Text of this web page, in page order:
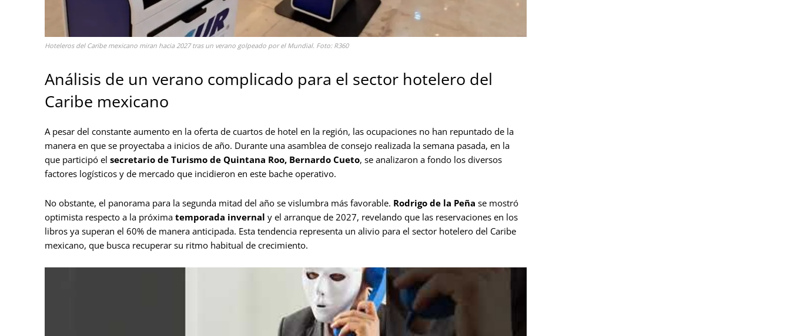
Hoteleros del Caribe mexicano miran hacia 2027 tras un verano golpeado por el Mundial. Foto: R360
Análisis de un verano complicado para el sector hotelero del
Caribe mexicano
A pesar del constante aumento en la oferta de cuartos de hotel en la región, las ocupaciones no han repuntado de la
manera en que se proyectaba a inicios de año. Durante una asamblea de consejo realizada la semana pasada, en la
que participó el secretario de Turismo de Quintana Roo, Bernardo Cueto, se analizaron a fondo los diversos
factores logísticos y de mercado que incidieron en este bache operativo.
No obstante, el panorama para la segunda mitad del año se vislumbra más favorable. Rodrigo de la Peña se mostró
optimista respecto a la próxima temporada invernal y el arranque de 2027, revelando que las reservaciones en los
libros ya superan el 60% de manera anticipada. Esta tendencia representa un alivio para el sector hotelero del Caribe
mexicano, que busca recuperar su ritmo habitual de crecimiento.